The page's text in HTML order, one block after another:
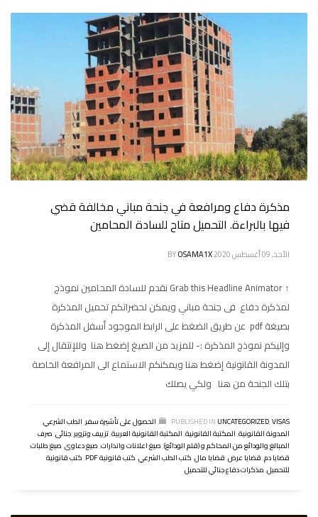
مذكرة دفاع ومرافعة في جنحة مباني مخالفة قضي
فيها بالبراءة. التحميل متاح للسادة المحامين
الأحد, 09 أغسطس 2020 BYOSAMA1X
↑ Grab this Headline Animator نقدم للسادة المحامين نموذج
لمذكرة دفاع فى جنحة مباني ويمكن لحضراتكم تحميل المذكرة
بصيغة pdf عن طريق الضغط على الرابط الموجود أسفل المذكرة
وإليكم نموذج المذكرة :- للمزيد من الصيغ إضغط هنا وللإنتقال إلى
المدونة القانونية إضغط هنا ويمكنكم الاستماع الى المرافعة الخاصة
بتلك الجنحة من هنا ولكي يصلك
PUBLISHED IN UNCATEGORIZED,VISAS
,الحصول على تأشيرة سفر,الطب الشرعي,
المدونة القانونية,المكتبة القانونية,المكتبة القانونية العربية,تزييف وتزوير,جنائى,صرف
المبالغ والودائع من المحاكم و (قلم الودائع),صيغ اعلانات وانذارات,صيغ دعاوى,صيغ طلبات,
قضايا دم,قضايا عرض,قضايا مال,كتب الطب الشرعي,كتب قانونية PDF ,كتب قانونية
للتحميل,مذكرات دفاع جنائي للتحميل